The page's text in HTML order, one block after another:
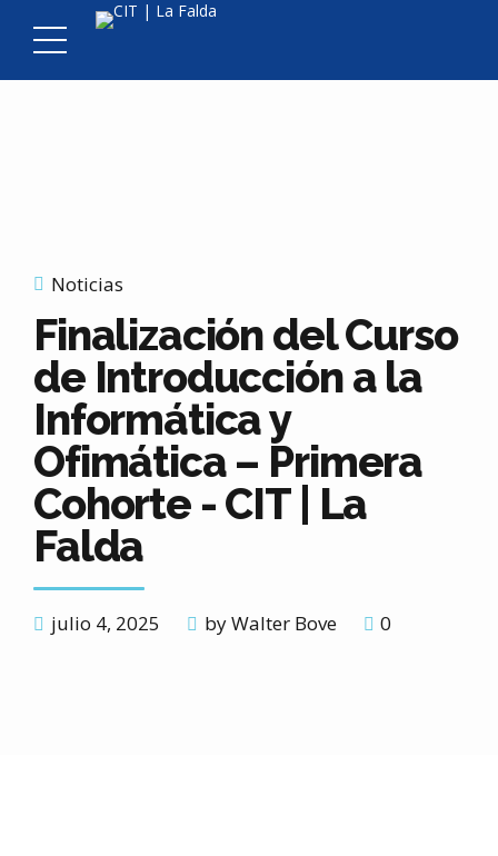
Noticias
Finalización del Curso
de Introducción a la
Informática y
Ofimática – Primera
Cohorte - CIT | La
Falda
julio 4, 2025 by Walter Bove 0